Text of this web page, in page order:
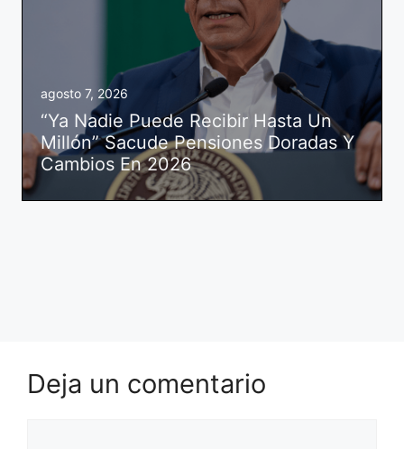
agosto 7, 2026
“Ya Nadie Puede Recibir Hasta Un
Millón” Sacude Pensiones Doradas Y
Cambios En 2026
Deja un comentario